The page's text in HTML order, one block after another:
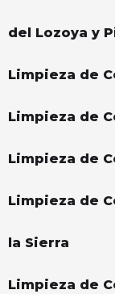
del Lozoya y
Limpieza de
Limpieza de
Limpieza de
Limpieza de
la Sierra
Limpieza de